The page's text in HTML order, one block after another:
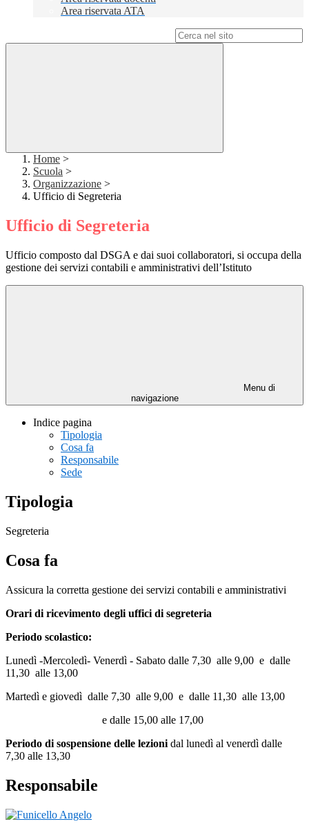
Area riservata ATA
Home >
Scuola >
Organizzazione >
Ufficio di Segreteria
Ufficio di Segreteria
Ufficio composto dal DSGA e dai suoi collaboratori, si occupa della
gestione dei servizi contabili e amministrativi dell’Istituto
Menu di
navigazione
Indice pagina
Tipologia
Cosa fa
Responsabile
Sede
Tipologia
Segreteria
Cosa fa
Assicura la corretta gestione dei servizi contabili e amministrativi
Orari di ricevimento degli uffici di segreteria
Periodo scolastico:
Lunedì -Mercoledì- Venerdì - Sabato dalle 7,30 alle 9,00 e dalle
11,30 alle 13,00
Martedì e giovedì dalle 7,30 alle 9,00 e dalle 11,30 alle 13,00
e dalle 15,00 alle 17,00
Periodo di sospensione delle lezioni dal lunedì al venerdì dalle
7,30 alle 13,30
Responsabile